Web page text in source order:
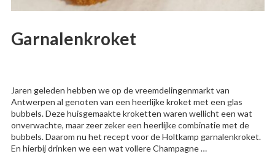
Garnalenkroket
Jaren geleden hebben we op de vreemdelingenmarkt van
Antwerpen al genoten van een heerlijke kroket met een glas
bubbels. Deze huisgemaakte kroketten waren wellicht een wat
onverwachte, maar zeer zeker een heerlijke combinatie met de
bubbels. Daarom nu het recept voor de Holtkamp garnalenkroket.
En hierbij drinken we een wat vollere Champagne …